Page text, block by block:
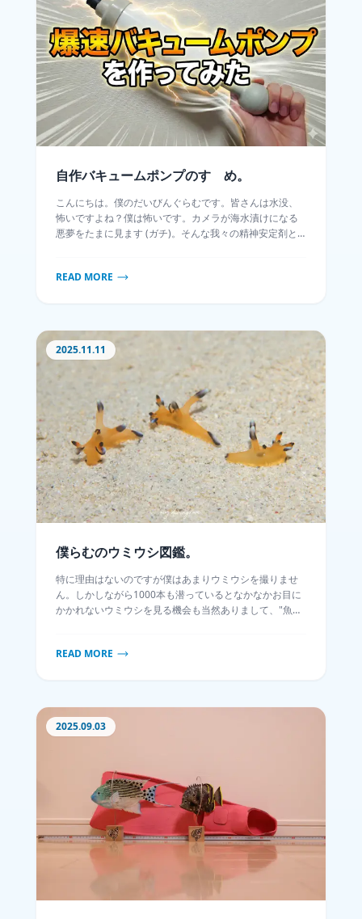
自作バキュームポンプのすゝめ。
こんにちは。僕のだいびんぐらむです。皆さんは水没、
怖いですよね？僕は怖いです。カメラが海水漬けになる
悪夢をたまに見ます (ガチ)。そんな我々の精神安定剤と
です。ちなみに、先日、自宅での塩抜きをするときにバ
の苦行から解放されるために、バキュームポンプを自作
してみたお話です。
READ MORE
2025.11.11
僕らむのウミウシ図鑑。
特に理由はないのですが僕はあまりウミウシを撮りませ
ん。しかしながら1000本も潜っているとなかなかお目に
かかれないウミウシを見る機会も当然ありまして、"魚以
てみます。ところで「世界のウミウシ」のトップランカ
れらは珍しく僕が刺さったウミウシなので悪しからず。
READ MORE
2025.09.03